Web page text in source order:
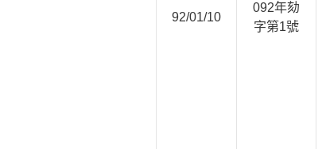
92/01/10
092年劾
字第1號